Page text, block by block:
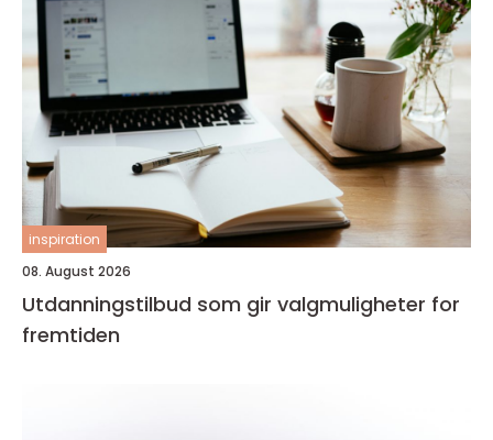
inspiration
08. August 2026
Utdanningstilbud som gir valgmuligheter for
fremtiden